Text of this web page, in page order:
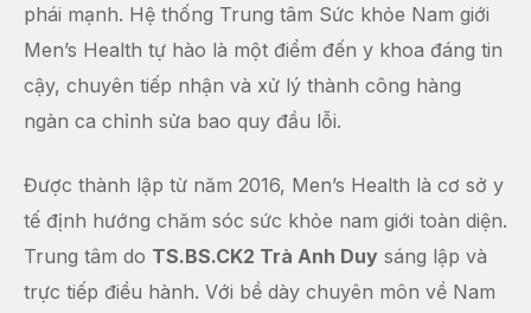
phái mạnh. Hệ thống Trung tâm Sức khỏe Nam giới
Men’s Health tự hào là một điểm đến y khoa đáng tin
cậy, chuyên tiếp nhận và xử lý thành công hàng
ngàn ca chỉnh sửa bao quy đầu lỗi.
Được thành lập từ năm 2016, Men’s Health là cơ sở y
tế định hướng chăm sóc sức khỏe nam giới toàn diện.
Trung tâm do TS.BS.CK2 Trà Anh Duy sáng lập và
trực tiếp điều hành. Với bề dày chuyên môn về Nam